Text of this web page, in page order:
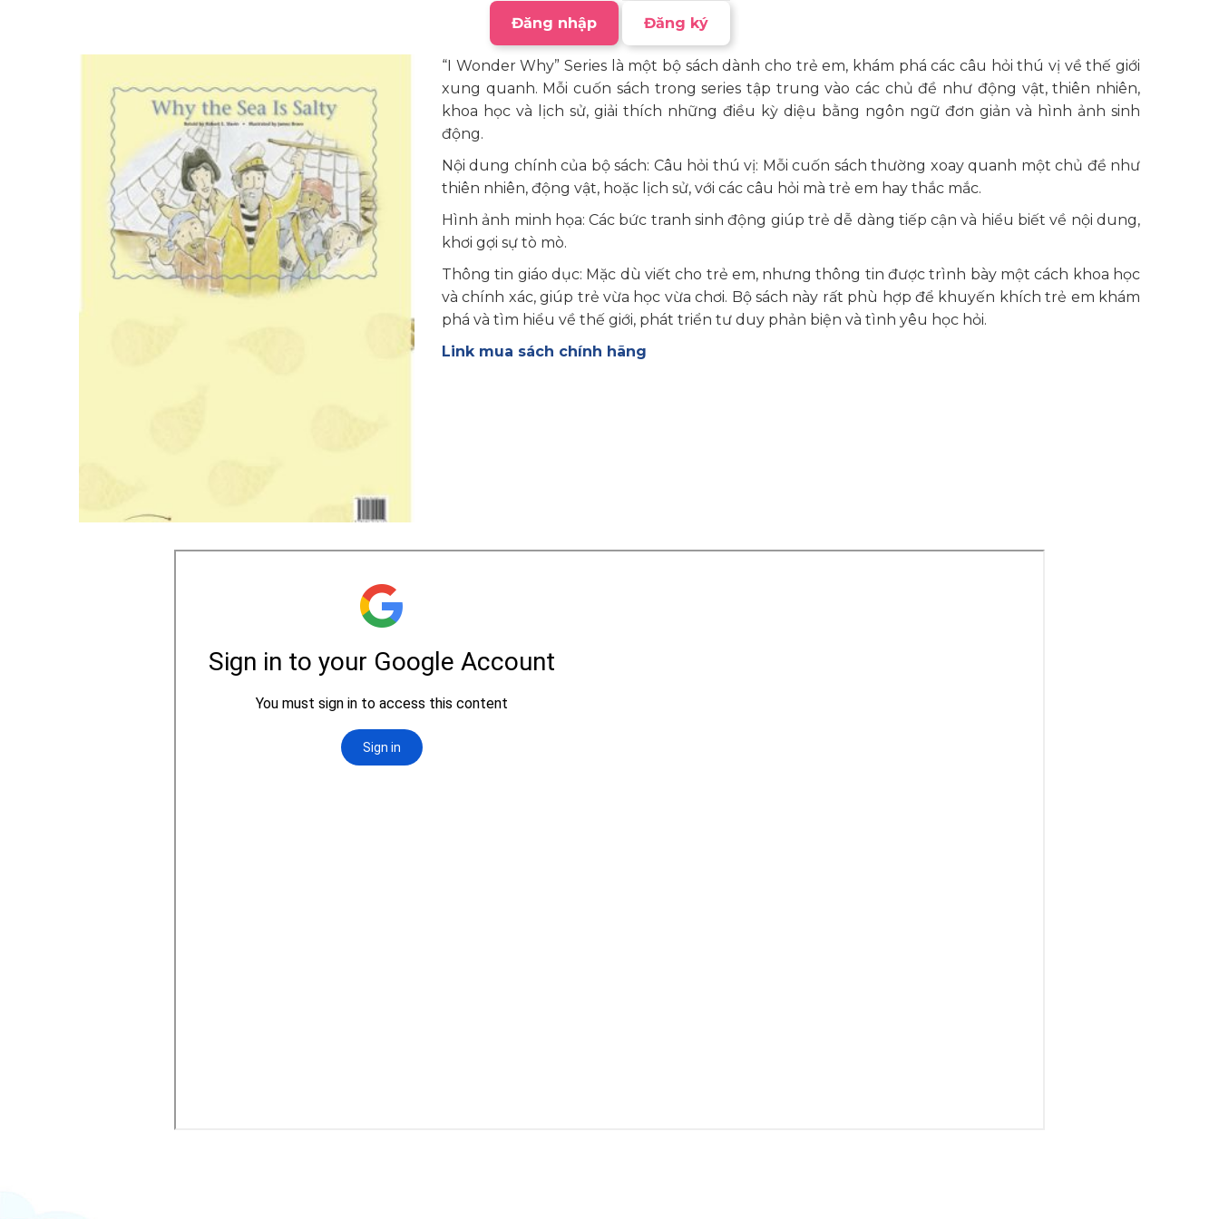
Đăng nhập Đăng ký
“I Wonder Why” Series là một bộ sách dành cho trẻ em, khám phá các câu hỏi thú vị về thế giới
xung quanh. Mỗi cuốn sách trong series tập trung vào các chủ đề như động vật, thiên nhiên,
khoa học và lịch sử, giải thích những điều kỳ diệu bằng ngôn ngữ đơn giản và hình ảnh sinh
động.
Nội dung chính của bộ sách: Câu hỏi thú vị: Mỗi cuốn sách thường xoay quanh một chủ đề như
thiên nhiên, động vật, hoặc lịch sử, với các câu hỏi mà trẻ em hay thắc mắc.
Hình ảnh minh họa: Các bức tranh sinh động giúp trẻ dễ dàng tiếp cận và hiểu biết về nội dung,
khơi gợi sự tò mò.
Thông tin giáo dục: Mặc dù viết cho trẻ em, nhưng thông tin được trình bày một cách khoa học
và chính xác, giúp trẻ vừa học vừa chơi. Bộ sách này rất phù hợp để khuyến khích trẻ em khám
phá và tìm hiểu về thế giới, phát triển tư duy phản biện và tình yêu học hỏi.
Link mua sách chính hãng